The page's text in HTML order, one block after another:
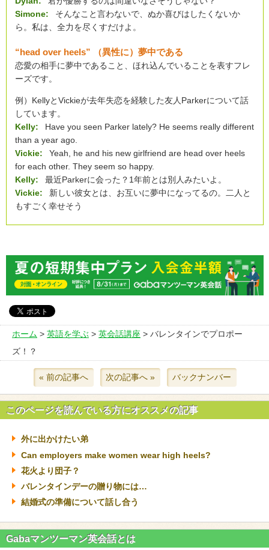
Simone:
そんなこと言わないで、ぬか喜びはしたくないか
ら。私は、全力を尽くすだけよ。
“head over heels” （異性に）夢中である
恋愛の相手に夢中であること、ほれ込んでいることを表すフレ
ーズです。
例）KellyとVickieが去年失恋を経験した友人Parkerについて話
しています。
Kelly:
Have you seen Parker lately? He seems really different
than a year ago.
Vickie:
Yeah, he and his new girlfriend are head over heels
for each other. They seem so happy.
Kelly:
最近Parkerに会った？1年前とは別人みたいよ。
Vickie:
新しい彼女とは、お互いに夢中になってるの。二人と
もすごく幸せそう
ホーム > 英語を学ぶ > 英会話講座 > バレンタインでプロポー
ズ！？
« 前の記事へ 次の記事へ » バックナンバー
このページを読んでいる方にオススメの記事
外に出かけたい弟
Can employers make women wear high heels?
花火より団子？
バレンタインデーの贈り物には…
結婚式の準備について話し合う
Gabaマンツーマン英会話とは